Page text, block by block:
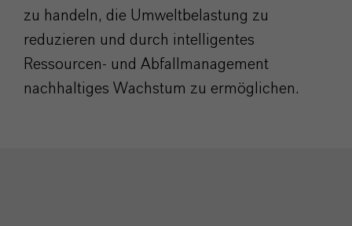
zu handeln, die Umweltbelastung zu
reduzieren und durch intelligentes
Ressourcen- und Abfallmanagement
nachhaltiges Wachstum zu ermöglichen.